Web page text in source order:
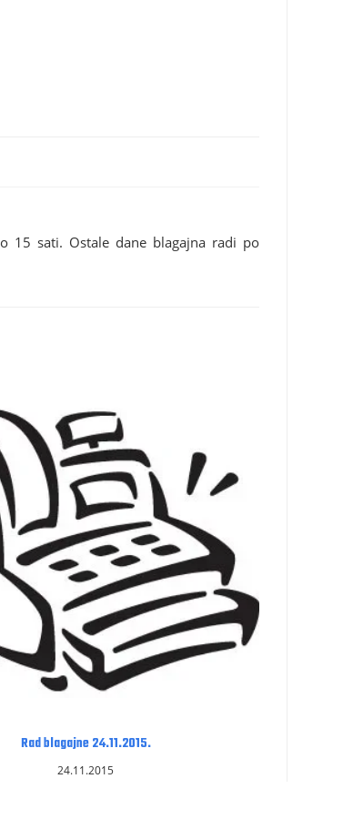
15 sati. Ostale dane blagajna radi po
Rad blagajne 24.11.2015.
24.11.2015